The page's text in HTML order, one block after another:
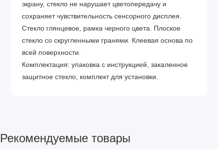
экрану, стекло не нарушает цветопередачу и
сохраняет чувствительность сенсорного дисплея.
Стекло глянцевое, рамка черного цвета. Плоское
стекло со скругленными гранями. Клеевая основа по
всей поверхности.
Комплектация: упаковка с инструкцией, закаленное
защитное стекло, комплект для установки.
Рекомендуемые товары